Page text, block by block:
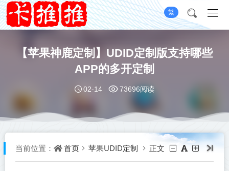
繁
【苹果神鹿定制】UDID定制版支持哪些
APP的多开定制
02-14 73696阅读
当前位置： 首页 苹果UDID定制 正文